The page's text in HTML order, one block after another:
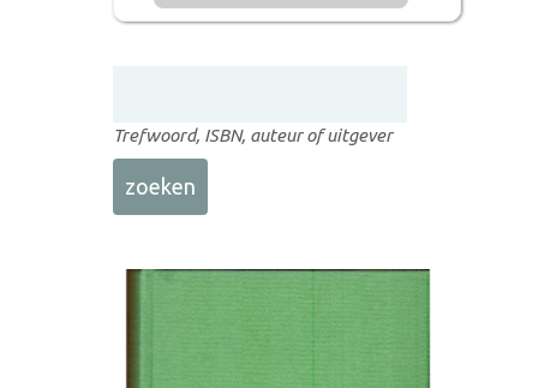
Trefwoord, ISBN, auteur of uitgever